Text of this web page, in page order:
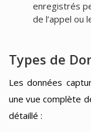
enregistrés
de l’appel ou
Types de
Les données
une vue complète
détaillé :